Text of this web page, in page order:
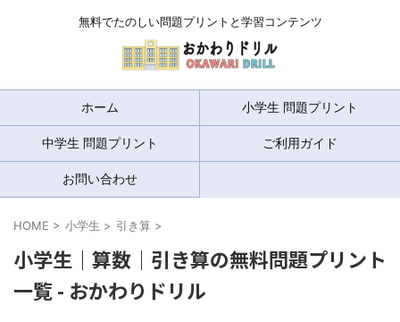
無料でたのしい問題プリントと学習コンテンツ
ホーム 小学生 問題プリント
中学生 問題プリント ご利用ガイド
お問い合わせ
HOME > 小学生 > 引き算 >
小学生｜算数｜引き算の無料問題プリント
一覧 - おかわりドリル